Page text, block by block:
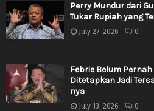
Perry Mundur dari
Tukar Rupiah yang
July 27, 2026 0
Febrie Belum
Ditetapkan Jadi
nya
July 13, 2026 0